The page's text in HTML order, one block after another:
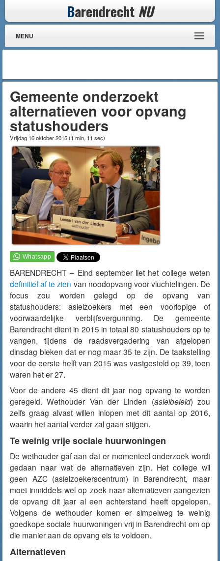
Barendrecht NU
MENU
Gemeente onderzoekt
alternatieven voor opvang
statushouders
Vrijdag 16 oktober 2015(1 min, 11 sec)
BARENDRECHT – Eind september liet het college weten
definitief af te zien van noodopvang voor vluchtelingen. De
focus zou worden gelegd op de opvang van
statushouders: asielzoekers met een voorlopige of
voorwaardelijke verblijfsvergunning. De gemeente
Barendrecht dient in 2015 in totaal 80 statushouders op te
vangen, tijdens de raadsvergadering van afgelopen
dinsdag bleken dat er nog maar 35 te zijn. De taakstelling
voor de eerste helft van 2015 was vastgesteld op 39, toen
waren het er 27.
Voor de andere 45 dient dit jaar nog opvang te worden
geregeld. Wethouder Van der Linden (asielbeleid) zou
zelfs graag alvast willen inlopen met dit aantal op 2016,
waarin het aantal verder zal gaan stijgen.
Te weinig vrije sociale huurwoningen
De wethouder gaf aan dat er momenteel onderzoek wordt
gedaan naar wat de alternatieven zijn. Het college wil
geen AZC (asielzoekerscentrum) in Barendrecht, maar
moet inmiddels wel op zoek naar alternatieven aangezien
de opvang dit jaar al een achterstand heeft opgelopen.
Volgens de wethouder komen er simpelweg te weinig
goedkope sociale huurwoningen vrij in Barendrecht om op
die manier aan de opvang eis te voldoen.
Alternatieven